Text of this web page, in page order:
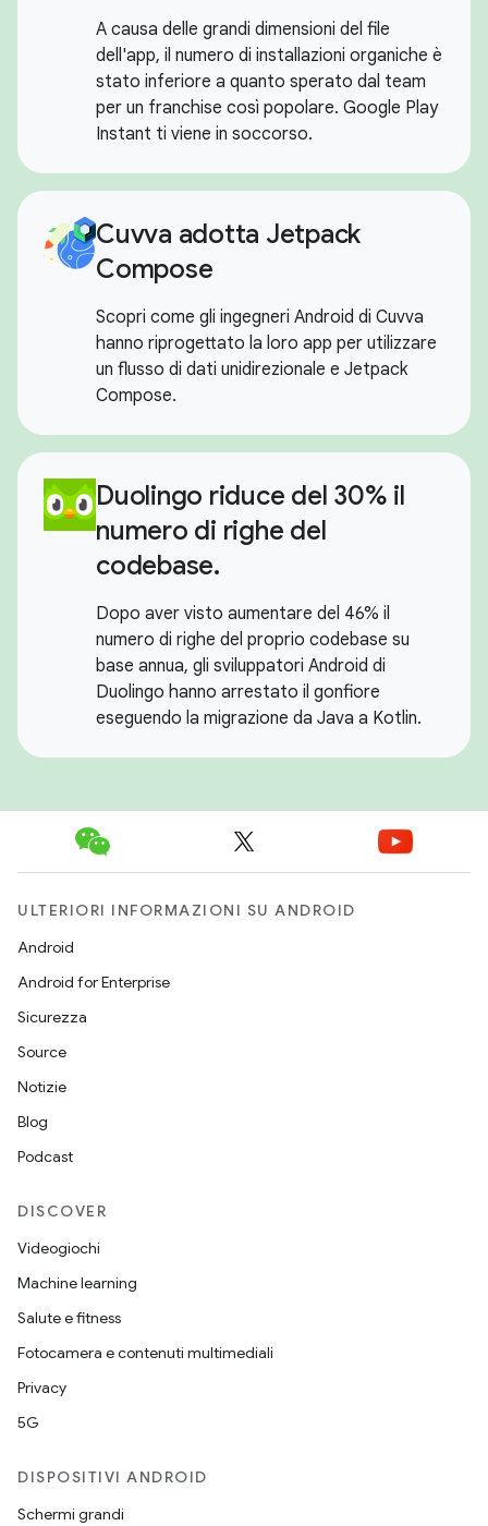
A causa delle grandi dimensioni del file
dell'app, il numero di installazioni organiche è
stato inferiore a quanto sperato dal team
per un franchise così popolare. Google Play
Instant ti viene in soccorso.
Cuvva adotta Jetpack
Compose
Scopri come gli ingegneri Android di Cuvva
hanno riprogettato la loro app per utilizzare
un flusso di dati unidirezionale e Jetpack
Compose.
Duolingo riduce del 30% il
numero di righe del
codebase.
Dopo aver visto aumentare del 46% il
numero di righe del proprio codebase su
base annua, gli sviluppatori Android di
Duolingo hanno arrestato il gonfiore
eseguendo la migrazione da Java a Kotlin.
ULTERIORI INFORMAZIONI SU ANDROID
Android
Android for Enterprise
Sicurezza
Source
Notizie
Blog
Podcast
DISCOVER
Videogiochi
Machine learning
Salute e fitness
Fotocamera e contenuti multimediali
Privacy
5G
DISPOSITIVI ANDROID
Schermi grandi